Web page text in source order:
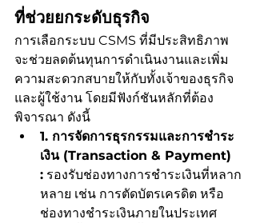
ที่ช่วยยกระดับธุรกิจ
การเลือกระบบ CSMS ที่มีประสิทธิภาพ
จะช่วยลดต้นทุนการดำเนินงานและเพิ่ม
ความสะดวกสบายให้กับทั้งเจ้าของธุรกิจ
และผู้ใช้งาน โดยมีฟังก์ชันหลักที่ต้อง
พิจารณา ดังนี้
1. การจัดการธุรกรรมและการชำระ
เงิน (Transaction & Payment)
: รองรับช่องทางการชำระเงินที่หลาก
หลาย เช่น การตัดบัตรเครดิต หรือ
ช่องทางชำระเงินภายในประเทศ